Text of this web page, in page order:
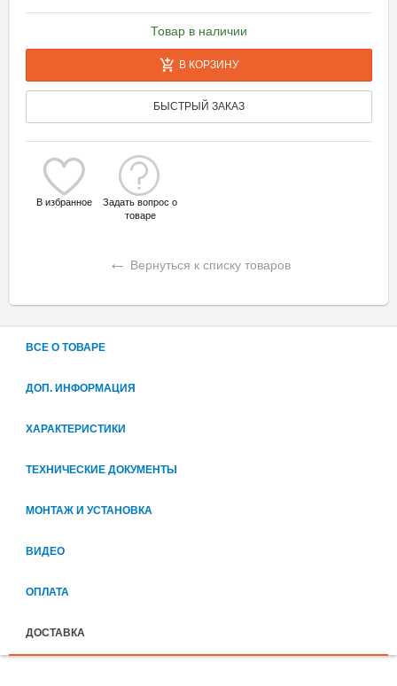
Товар в наличии
В КОРЗИНУ
БЫСТРЫЙ ЗАКАЗ
В избранное
Задать вопрос о
товаре
← Вернуться к списку товаров
ВСЕ О ТОВАРЕ
ДОП. ИНФОРМАЦИЯ
ХАРАКТЕРИСТИКИ
ТЕХНИЧЕСКИЕ ДОКУМЕНТЫ
МОНТАЖ И УСТАНОВКА
ВИДЕО
ОПЛАТА
ДОСТАВКА